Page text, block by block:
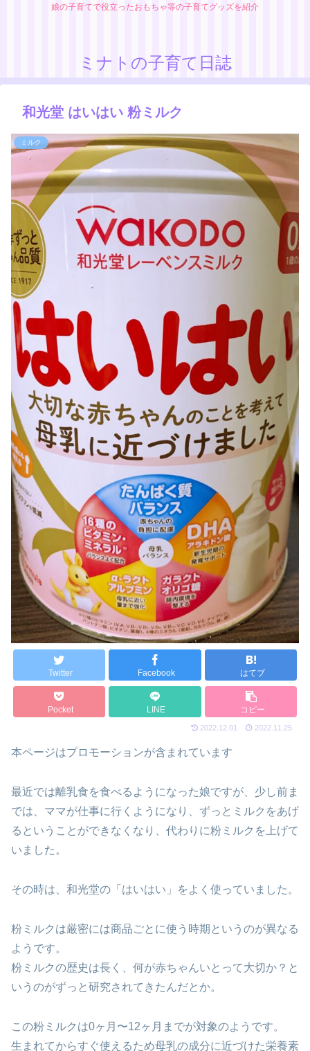
娘の子育てで役立ったおもちゃ等の子育てグッズを紹介
ミナトの子育て日誌
和光堂 はいはい 粉ミルク
ミルク
Twitter Facebook はてブ
Pocket LINE コピー
2022.12.01 2022.11.25
本ページはプロモーションが含まれています
最近では離乳食を食べるようになった娘ですが、少し前ま
では、ママが仕事に行くようになり、ずっとミルクをあげ
るということができなくなり、代わりに粉ミルクを上げて
いました。
その時は、和光堂の「はいはい」をよく使っていました。
粉ミルクは厳密には商品ごとに使う時期というのが異なる
ようです。
粉ミルクの歴史は長く、何が赤ちゃんいとって大切か？と
いうのがずっと研究されてきたんだとか。
この粉ミルクは0ヶ月〜12ヶ月までが対象のようです。
生まれてからすぐ使えるため母乳の成分に近づけた栄養素